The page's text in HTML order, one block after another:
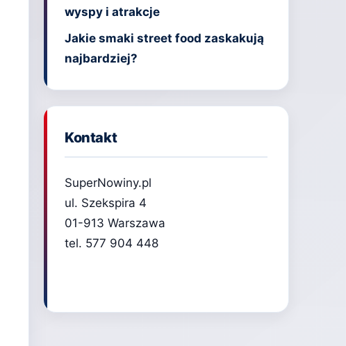
wyspy i atrakcje
Jakie smaki street food zaskakują
najbardziej?
Kontakt
SuperNowiny.pl
ul. Szekspira 4
01-913 Warszawa
tel. 577 904 448